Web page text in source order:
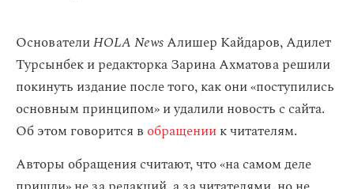
ОснователиHOLA NewsАлишер Кайдаров, Адилет
Турсынбек и редакторка Зарина Ахматова решили
покинуть издание после того, как они «поступились
основным принципом» и удалили новость с сайта.
Об этом говорится в обращениик читателям.
Авторы обращения считают, что «на самом деле